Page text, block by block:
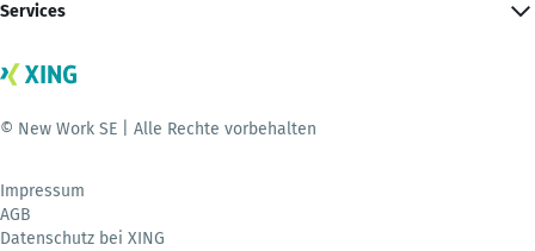
Services
© New Work SE | Alle Rechte vorbehalten
Impressum
AGB
Datenschutz bei XING